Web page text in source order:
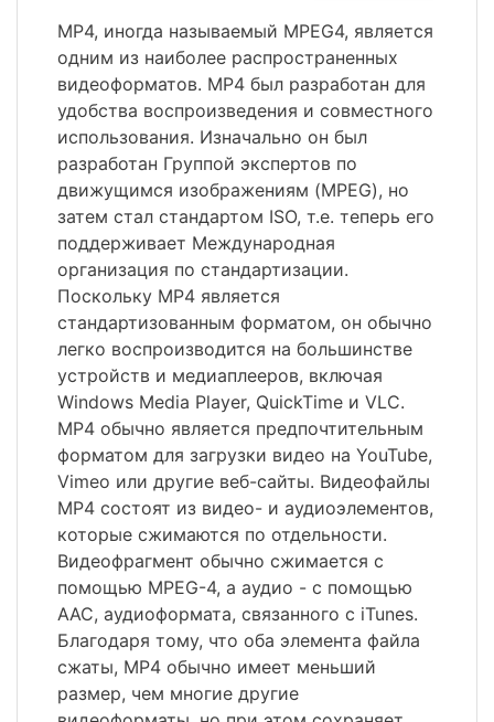
MP4, иногда называемый MPEG4, является
одним из наиболее распространенных
видеоформатов. MP4 был разработан для
удобства воспроизведения и совместного
использования. Изначально он был
разработан Группой экспертов по
движущимся изображениям (MPEG), но
затем стал стандартом ISO, т.е. теперь его
поддерживает Международная
организация по стандартизации.
Поскольку MP4 является
стандартизованным форматом, он обычно
легко воспроизводится на большинстве
устройств и медиаплееров, включая
Windows Media Player, QuickTime и VLC.
MP4 обычно является предпочтительным
форматом для загрузки видео на YouTube,
Vimeo или другие веб-сайты. Видеофайлы
MP4 состоят из видео- и аудиоэлементов,
которые сжимаются по отдельности.
Видеофрагмент обычно сжимается с
помощью MPEG-4, а аудио - с помощью
AAC, аудиоформата, связанного с iTunes.
Благодаря тому, что оба элемента файла
сжаты, MP4 обычно имеет меньший
размер, чем многие другие